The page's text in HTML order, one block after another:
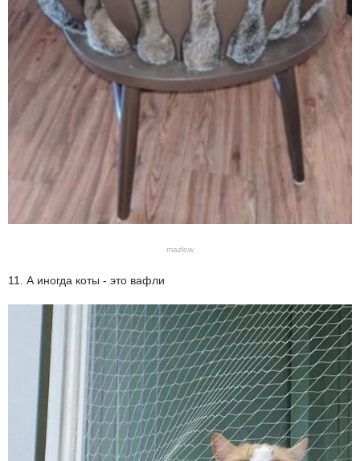
mazlow
11. А иногда коты - это вафли